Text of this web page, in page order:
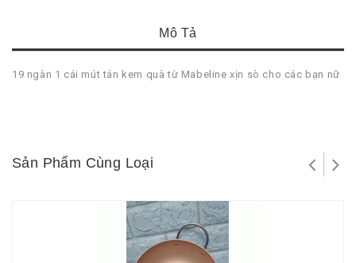
Mô Tả
19 ngàn 1 cái mút tán kem quà từ Mabeline xịn sò cho các bạn nữ
Sản Phẩm Cùng Loại